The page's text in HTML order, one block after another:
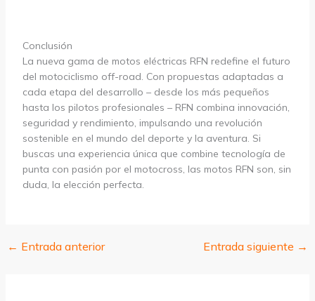
Conclusión
La nueva gama de motos eléctricas RFN redefine el futuro
del motociclismo off-road. Con propuestas adaptadas a
cada etapa del desarrollo – desde los más pequeños
hasta los pilotos profesionales – RFN combina innovación,
seguridad y rendimiento, impulsando una revolución
sostenible en el mundo del deporte y la aventura. Si
buscas una experiencia única que combine tecnología de
punta con pasión por el motocross, las motos RFN son, sin
duda, la elección perfecta.
← Entrada anterior Entrada siguiente →